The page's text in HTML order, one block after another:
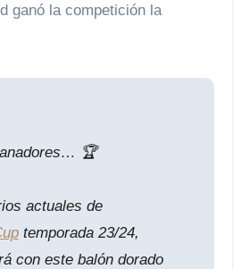
ganó la competición la
🏆
actuales de
temporada 23/24,
con este balón dorado